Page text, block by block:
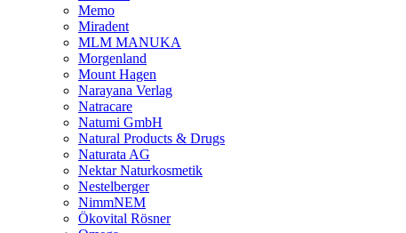
Memo
Miradent
MLM MANUKA
Morgenland
Mount Hagen
Narayana Verlag
Natracare
Natumi GmbH
Natural Products & Drugs
Naturata AG
Nektar Naturkosmetik
Nestelberger
NimmNEM
Ökovital Rösner